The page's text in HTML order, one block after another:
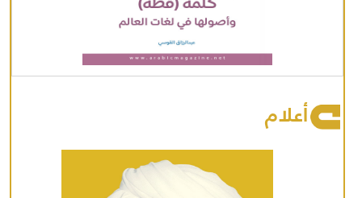
أعلام